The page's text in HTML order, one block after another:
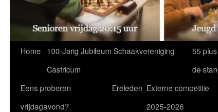
Home
100-Jarig Jubileum Schaakvereniging
Castricum
55
de
Eens proberen
vrijdagavond?
Ereleden Externe competitie
2025-2026